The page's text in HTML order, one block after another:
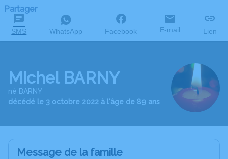
Partager
SMS WhatsApp Facebook E-mail Lien
Michel BARNY
né BARNY
décédé le 3 octobre 2022 à l'âge de 89 ans
Message de la famille